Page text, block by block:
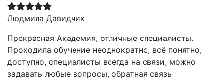
Людмила Давидчик
Прекрасная Академия, отличные специалисты.
Проходила обучение неоднократно, всё понятно,
доступно, специалисты всегда на связи, можно
задавать любые вопросы, обратная связь